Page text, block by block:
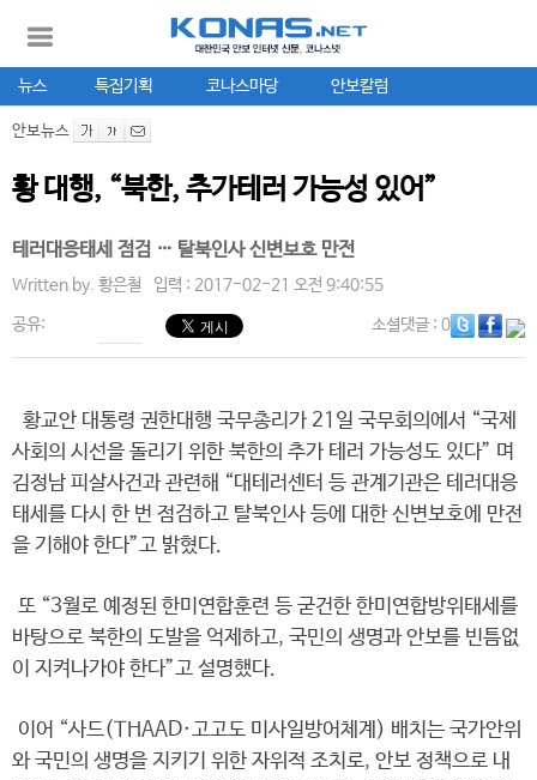
뉴스 특집기획 코나스마당 안보칼럼
안보뉴스
황 대행, “북한, 추가테러 가능성 있어”
테러대응태세 점검 … 탈북인사 신변보호 만전
Written by. 황은철 입력 : 2017-02-21 오전 9:40:55
공유: 소셜댓글: 0
황교안 대통령 권한대행 국무총리가 21일 국무회의에서 “국제
사회의 시선을 돌리기 위한 북한의 추가 테러 가능성도 있다” 며
김정남 피살사건과 관련해 “대테러센터 등 관계기관은 테러대응
태세를 다시 한 번 점검하고 탈북인사 등에 대한 신변보호에 만전
을 기해야 한다”고 밝혔다.
또 “3월로 예정된 한미연합훈련 등 굳건한 한미연합방위태세를
바탕으로 북한의 도발을 억제하고, 국민의 생명과 안보를 빈틈없
이 지켜나가야 한다”고 설명했다.
이어 “사드(THAAD·고고도 미사일방어체계) 배치는 국가안위
와 국민의 생명을 지키기 위한 자위적 조치로, 안보 정책으로 내